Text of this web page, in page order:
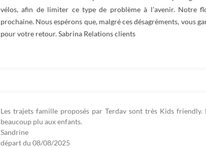
vélos, afin de limiter ce type de problème à l’avenir. Notre
prochaine. Nous espérons que, malgré ces désagréments, vous
pour votre retour. Sabrina Relations clients
Les trajets famille proposés par Terdav sont très Kids
beaucoup plu aux enfants.
Sandrine
départ du 08/08/2025